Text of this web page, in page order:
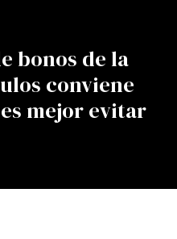
bonos de la
conviene
mejor evitar